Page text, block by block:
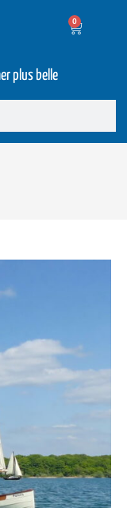
0
plus belle